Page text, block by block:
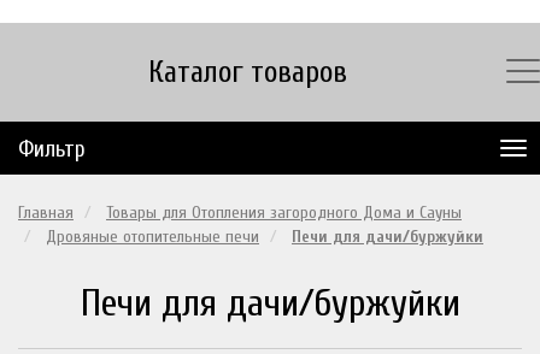
Каталог товаров
Фильтр
Главная
Товары для Отопления загородного Дома и Сауны
Дровяные отопительные печи
Печи для дачи/буржуйки
Печи для дачи/буржуйки